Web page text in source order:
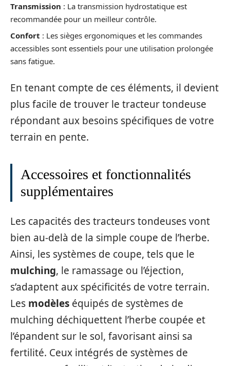
Transmission : La transmission hydrostatique est
recommandée pour un meilleur contrôle.
Confort : Les sièges ergonomiques et les commandes
accessibles sont essentiels pour une utilisation prolongée
sans fatigue.
En tenant compte de ces éléments, il devient
plus facile de trouver le tracteur tondeuse
répondant aux besoins spécifiques de votre
terrain en pente.
Accessoires et fonctionnalités
supplémentaires
Les capacités des tracteurs tondeuses vont
bien au-delà de la simple coupe de l’herbe.
Ainsi, les systèmes de coupe, tels que le
mulching, le ramassage ou l’éjection,
s’adaptent aux spécificités de votre terrain.
Les modèles équipés de systèmes de
mulching déchiquettent l’herbe coupée et
l’épandent sur le sol, favorisant ainsi sa
fertilité. Ceux intégrés de systèmes de